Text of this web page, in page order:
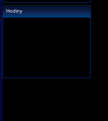
Hodiny